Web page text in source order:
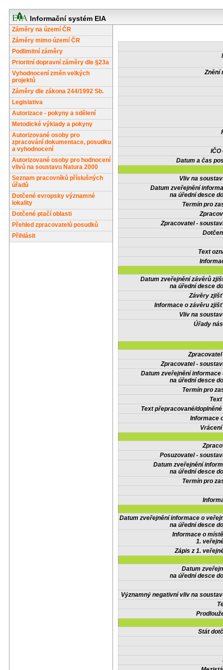
Informační systém EIA
Záměry na území ČR
Záměry mimo území ČR
Podlimitní záměry
Prioritní dopravní záměry dle §23a
Vyhodnocení změn velkých
projektů
Záměry dle zákona 244/1992 Sb.
Legislativa
Autorizace - pokyny a sdělení
Metodické výklady a pokyny
Autorizované osoby pro
zpracování dokumentace, posudku
a vyhodnocení
Autorizované osoby pro hodnocení
vlivů na soustavu Natura 2000
Seznam pracovníků příslušných
úřadů
Dotčené evropsky významné
lokality
Dotčené ptačí oblasti
Přehled zpracovatelů posudků
Přihlásit
Znění
IČO
Datum a čas
Vliv na
Datum zveřejnění
na úřední desce
Termín pro
Zpracovatel -
Text
Datum zveřejnění závěrů
na úřední desce
Závěry
Informace o závěru
Vliv na
Úřady
Zpracovatel -
Datum zveřejnění informace
na úřední desce
Termín pro
Text přepracované/
Informace
Posuzovatel -
Datum zveřejnění
na úřední desce
Termín pro
Datum zveřejnění informace o
na úřední desce
Informace o
1.
Zápis z 1.
Datum
na úřední desce
Významný negativní vliv na
Stát